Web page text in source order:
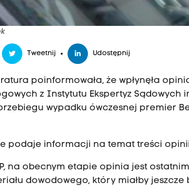
Tweetnij Udostępnij
poinformowała, że wpłynęła
z Instytutu Ekspertyz Sądowych
wypadku ówczesnej premier
podaje informacji na temat treści
na obecnym etapie opinia jest
dowodowego, który miałby jeszcze